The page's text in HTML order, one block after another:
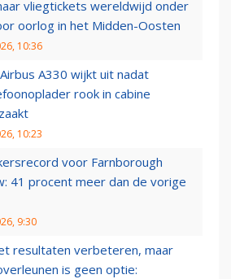
vliegtickets wereldwijd onder
oorlog in het Midden-Oosten
10:36
Airbus A330 wijkt uit nadat
rook in cabine
10:23
voor Farnborough
41 procent meer dan de vorige
9:30
resultaten verbeteren, maar
is geen optie: